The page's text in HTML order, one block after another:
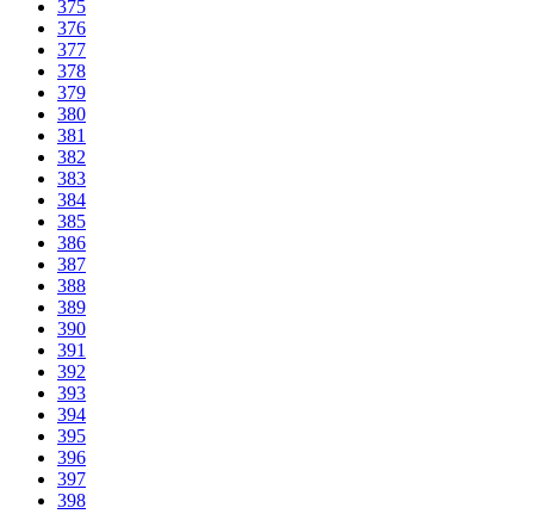
375
376
377
378
379
380
381
382
383
384
385
386
387
388
389
390
391
392
393
394
395
396
397
398